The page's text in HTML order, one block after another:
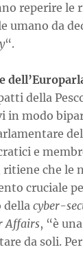
reperire le
umano da
“.
della
in modo
e
ritiene che le
cruciale
della cyber-
Affairs, “è
da soli.